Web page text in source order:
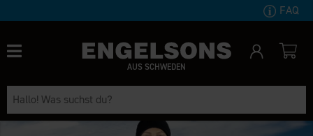
FAQ
AUS SCHWEDEN